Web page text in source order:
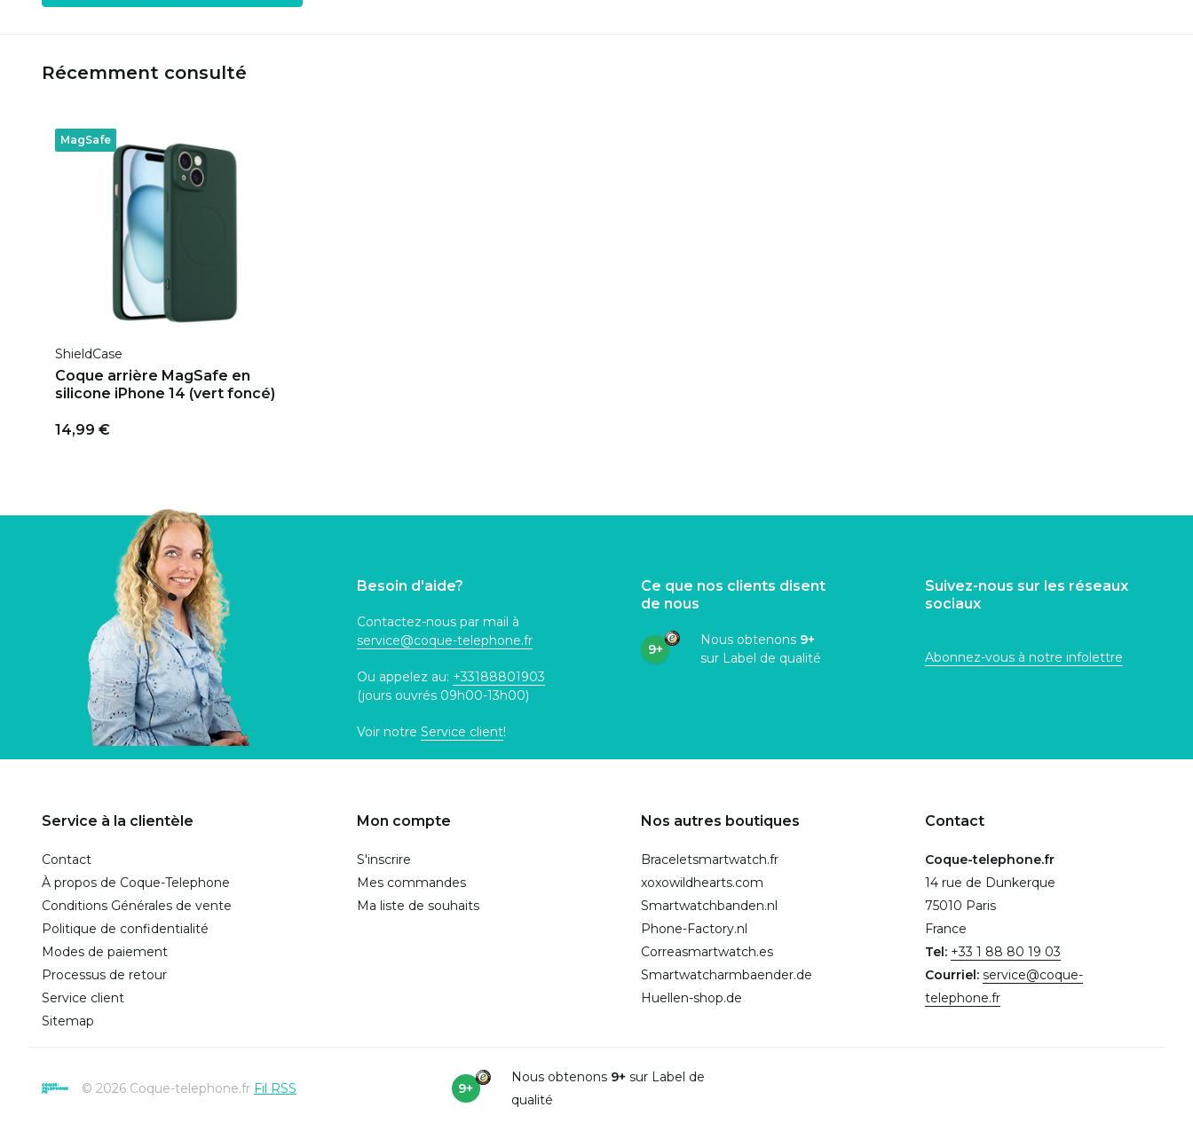
Récemment consulté
MagSafe
ShieldCase
Coque arrière MagSafe en
silicone iPhone 14 (vert foncé)
14,99 €
Besoin d'aide?
Contactez-nous par mail à
service@coque-telephone.fr
Ou appelez au: +33188801903
(jours ouvrés 09h00-13h00)
Voir notre Service client!
Ce que nos clients disent
de nous
9+
Nous obtenons 9+
sur Label de qualité
Suivez-nous sur les réseaux
sociaux
Abonnez-vous à notre infolettre
Service à la clientèle
Contact
À propos de Coque-Telephone
Conditions Générales de vente
Politique de confidentialité
Modes de paiement
Processus de retour
Service client
Sitemap
Mon compte
S'inscrire
Mes commandes
Ma liste de souhaits
Nos autres boutiques
Braceletsmartwatch.fr
xoxowildhearts.com
Smartwatchbanden.nl
Phone-Factory.nl
Correasmartwatch.es
Smartwatcharmbaender.de
Huellen-shop.de
Contact
Coque-telephone.fr
14 rue de Dunkerque
75010 Paris
France
Tel: +33 1 88 80 19 03
Courriel: service@coque-
telephone.fr
© 2026 Coque-telephone.fr Fil RSS 9+
Nous obtenons 9+sur Label de
qualité